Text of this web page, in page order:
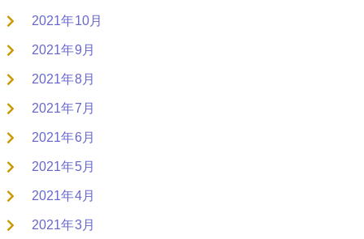
2021年10月
2021年9月
2021年8月
2021年7月
2021年6月
2021年5月
2021年4月
2021年3月